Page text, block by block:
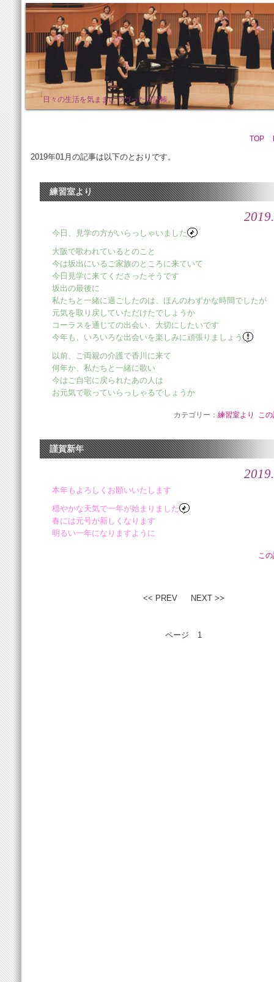
日々の生活を気ままにつづった日記帳。
TOP
2019年01月の記事は以下のとおりです。
練習室より
今日、見学の方がいらっしゃいました
大阪で歌われているとのこと
今は坂出にいるご家族のところに来ていて
今日見学に来てくださったそうです
坂出の最後に
私たちと一緒に過ごしたのは、ほんのわずかな時間でしたが
元気を取り戻していただけたでしょうか
コーラスを通じての出会い、大切にしたいです
今年も、いろいろな出会いを楽しみに頑張りましょう
以前、ご両親の介護で香川に来て
何年か、私たちと一緒に歌い
今はご自宅に戻られたあの人は
お元気で歌っていらっしゃるでしょうか
カテゴリー： 練習室より こ
謹賀新年
本年もよろしくお願いいたします
穏やかな天気で一年が始まりました
春には元号が新しくなります
明るい一年になりますように
こ
<< PREV NEXT >>
ページ 1